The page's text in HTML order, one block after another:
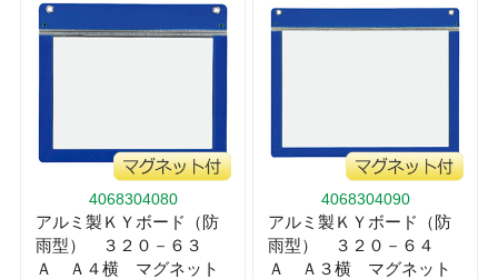
4068304080
アルミ製ＫＹボード（防
雨型） ３２０－６３
Ａ Ａ４横 マグネット
4068304090
アルミ製ＫＹボード（防
雨型） ３２０－６４
Ａ Ａ３横 マグネット